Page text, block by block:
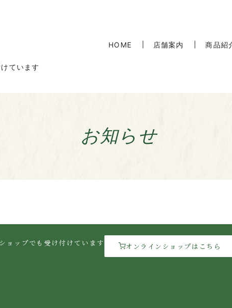
HOME 店舗案内 商品紹
ています
お知らせ
ョップでも受け付けています オンラインショップはこちら